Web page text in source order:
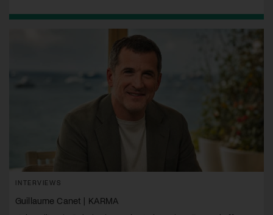
INTERVIEWS
Guillaume Canet | KARMA